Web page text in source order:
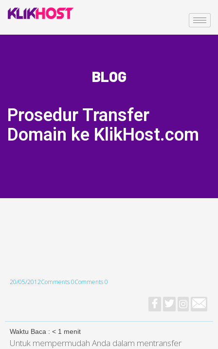
BLOG
Prosedur Transfer
Domain ke KlikHost.com
20/05/2012Comments 0Comments 0
Waktu Baca : < 1 menit
Untuk mempermudah Anda dalam mentransfer